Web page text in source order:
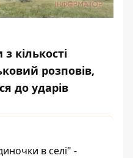
кількості
розповів,
до ударів
в селі" -